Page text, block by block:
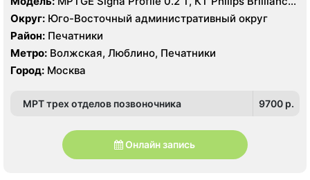
CT 64 среза, УЗИ GE LOGIQ 5 Expert
Округ: Юго-Восточный административный округ
Район: Печатники
Метро: Волжская, Люблино, Печатники
Город: Москва
МРТ трех отделов позвоночника 9700 p.
Онлайн запись